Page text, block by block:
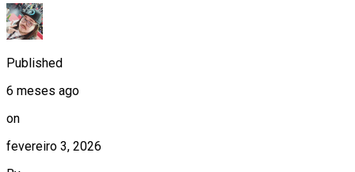
Published
6 meses ago
on
fevereiro 3, 2026